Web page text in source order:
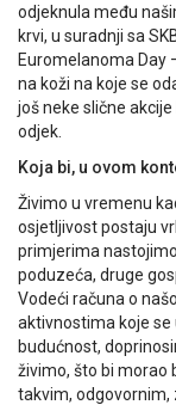
odjeknula među
krvi, u suradnji sa
Euromelanoma Day
na koži na koje se
još neke slične
odjek.
Koja bi, u ovom
Živimo u vremenu
osjetljivost postaju
primjerima
poduzeća, druge
Vodeći računa o
aktivnostima koje se
budućnost,
živimo, što bi morao
takvim, odgovornim,